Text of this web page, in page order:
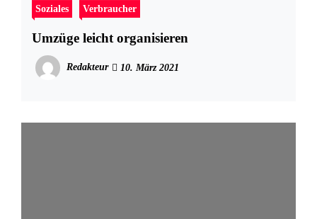
Soziales Verbraucher
Umzüge leicht organisieren
Redakteur 10. März 2021